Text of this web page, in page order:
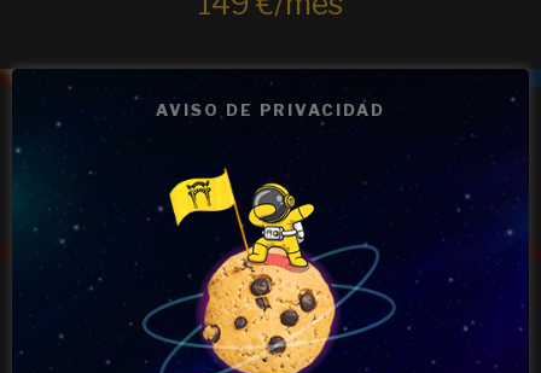
179 €/mes
5 asignaturas
209 €/mes
AVISO DE PRIVACIDAD